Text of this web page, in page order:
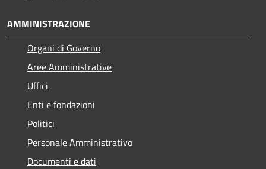
AMMINISTRAZIONE
Organi di Governo
Aree Amministrative
Uffici
Enti e fondazioni
Politici
Personale Amministrativo
Documenti e dati